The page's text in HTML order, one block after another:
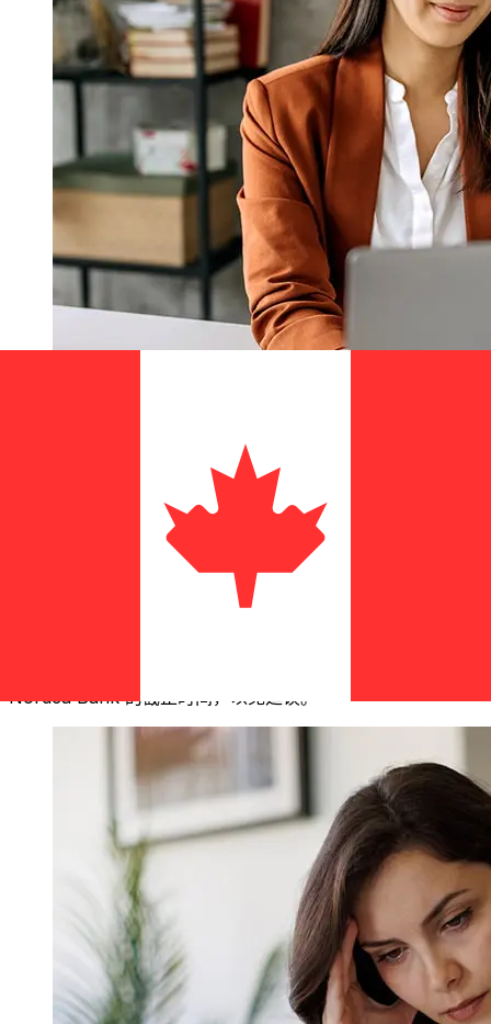
Nordea SEK 到CAD 的传输速度有多
Nordea Bank 的截止时间，以免延误。